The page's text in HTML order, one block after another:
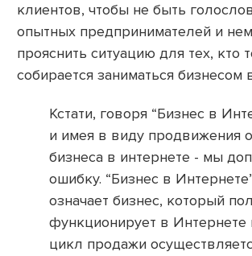
клиентов, чтобы не быть
опытных предпринимателей и
прояснить ситуацию для тех, кто
собирается заниматься бизнесом
Кстати, говоря “Бизнес в
и имея в виду продвижения
бизнеса в интернете - мы
ошибку. “Бизнес в
означает бизнес, который
функционирует в Интернете
цикл продажи